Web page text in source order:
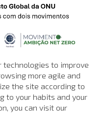
technologies to improve
more agile and
the site according to
to your habits and your
you can visit our
direitos reservados. A Loja de